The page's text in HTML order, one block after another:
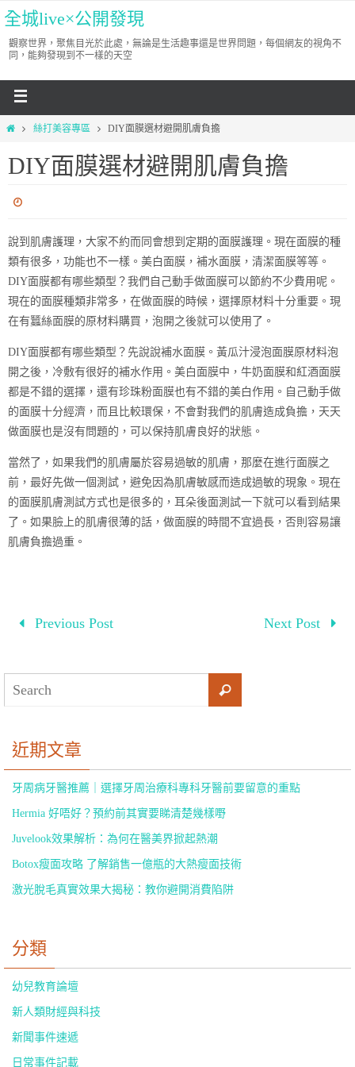
全城live×公開發現
觀察世界，聚焦目光於此處，無論是生活趣事還是世界問題，每個網友的視角不
同，能夠發現到不一樣的天空
絲打美容專區 DIY面膜選材避開肌膚負擔
DIY面膜選材避開肌膚負擔
說到肌膚護理，大家不約而同會想到定期的面膜護理。現在面膜的種
類有很多，功能也不一樣。美白面膜，補水面膜，清潔面膜等等。
DIY面膜都有哪些類型？我們自己動手做面膜可以節約不少費用呢。
現在的面膜種類非常多，在做面膜的時候，選擇原材料十分重要。現
在有蠶絲面膜的原材料購買，泡開之後就可以使用了。
DIY面膜都有哪些類型？先說說補水面膜。黃瓜汁浸泡面膜原材料泡
開之後，冷敷有很好的補水作用。美白面膜中，牛奶面膜和紅酒面膜
都是不錯的選擇，還有珍珠粉面膜也有不錯的美白作用。自己動手做
的面膜十分經濟，而且比較環保，不會對我們的肌膚造成負擔，天天
做面膜也是沒有問題的，可以保持肌膚良好的狀態。
當然了，如果我們的肌膚屬於容易過敏的肌膚，那麼在進行面膜之
前，最好先做一個測試，避免因為肌膚敏感而造成過敏的現象。現在
的面膜肌膚測試方式也是很多的，耳朵後面測試一下就可以看到結果
了。如果臉上的肌膚很薄的話，做面膜的時間不宜過長，否則容易讓
肌膚負擔過重。
Previous Post Next Post
近期文章
牙周病牙醫推薦｜選擇牙周治療科專科牙醫前要留意的重點
Hermia 好唔好？預約前其實要睇清楚幾樣嘢
Juvelook效果解析：為何在醫美界掀起熱潮
Botox瘦面攻略 了解銷售一億瓶的大熱瘦面技術
激光脫毛真實效果大揭秘：教你避開消費陷阱
分類
幼兒教育論壇
新人類財經與科技
新聞事件速遞
日常事件記載